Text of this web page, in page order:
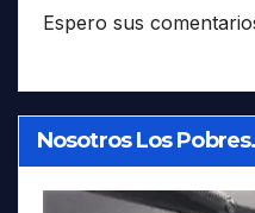
Espero sus
Nosotros Los